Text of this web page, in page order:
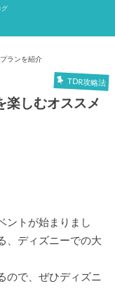
グ
ランを紹介
TDR攻略法
楽しむオススメ
ントが始まりまし
、ディズニーでの大
ので、ぜひディズニ